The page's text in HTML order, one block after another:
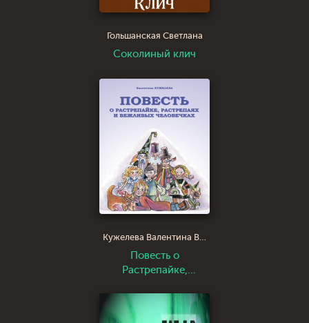
Гольшанская Светлана
Соколиный клич
Кужелева Валентина Викторовна
Повесть о
Растрепайке,
вежливых человечках